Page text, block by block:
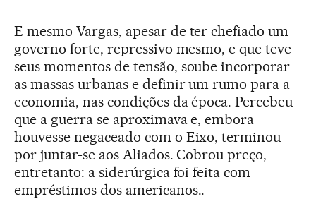
E mesmo Vargas, apesar de ter chefiado um
governo forte, repressivo mesmo, e que teve
seus momentos de tensão, soube incorporar
as massas urbanas e definir um rumo para a
economia, nas condições da época. Percebeu
que a guerra se aproximava e, embora
houvesse negaceado com o Eixo, terminou
por juntar-se aos Aliados. Cobrou preço,
entretanto: a siderúrgica foi feita com
empréstimos dos americanos..